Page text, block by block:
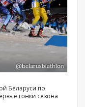
Беларуси по
гонки сезона